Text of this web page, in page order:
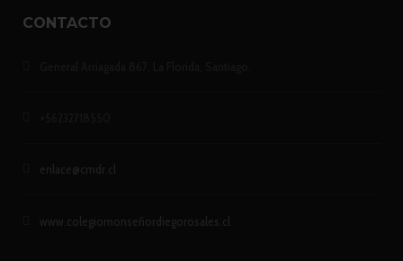
CONTACTO
enlace@cmdr.cl
www.colegiomonseñordiegorosales.cl